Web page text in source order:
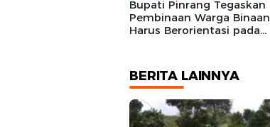
Bupati Pinrang Tegaskan
Pembinaan Warga Binaan
Harus Berorientasi pada
BERITA LAINNYA